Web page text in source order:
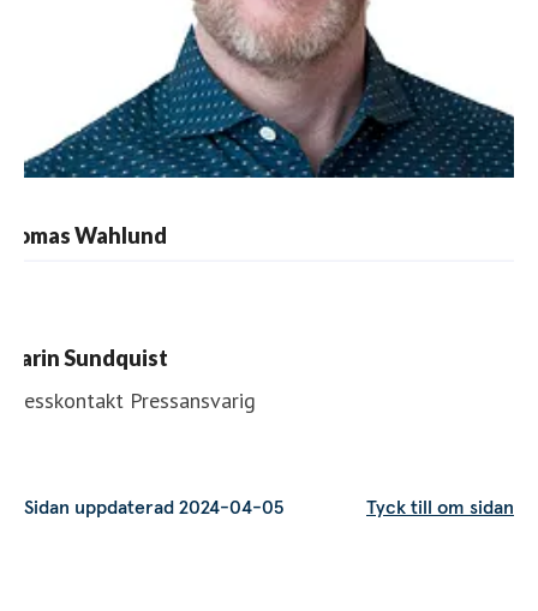
Sidan uppdaterad 2024-04-05 Tyck till om sidan